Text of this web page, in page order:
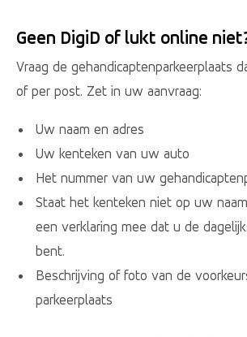
Geen DigiD of lukt online
Vraag de gehandicaptenparkeerplaats
of per post. Zet in uw aanvraag:
Uw naam en adres
Uw kenteken van uw auto
Het nummer van uw
Staat het kenteken niet op uw
een verklaring mee dat u de
bent.
Beschrijving of foto van de
parkeerplaats